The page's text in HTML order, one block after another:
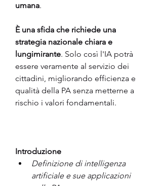
umana.
È una sfida che richiede una
strategia nazionale chiara e
lungimirante. Solo così l'IA potrà
essere veramente al servizio dei
cittadini, migliorando efficienza e
qualità della PA senza metterne a
rischio i valori fondamentali.
Introduzione
Definizione di intelligenza
artificiale e sue applicazioni